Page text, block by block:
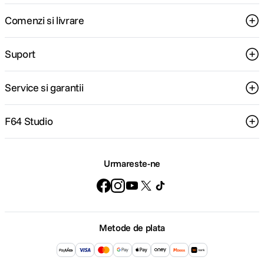
Comenzi si livrare
Suport
Service si garantii
F64 Studio
Urmareste-ne
Metode de plata